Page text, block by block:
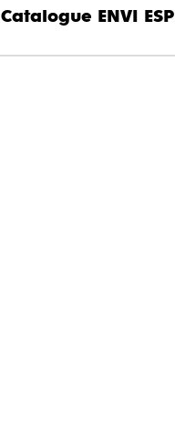
Catalogue ENVI ESP